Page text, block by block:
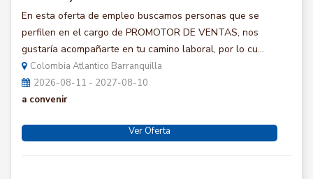
En esta oferta de empleo buscamos personas que se
perfilen en el cargo de PROMOTOR DE VENTAS, nos
gustaría acompañarte en tu camino laboral, por lo cu...
Colombia Atlantico Barranquilla
2026-08-11 - 2027-08-10
a convenir
Ver Oferta